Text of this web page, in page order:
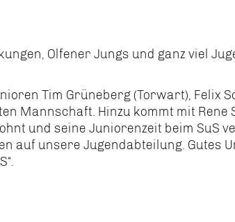
Olfener Jungs und ganz viel
Tim Grüneberg (Torwart), Felix
Mannschaft. Hinzu kommt mit Rene
und seine Juniorenzeit beim SuS
auf unsere Jugendabteilung. Gutes